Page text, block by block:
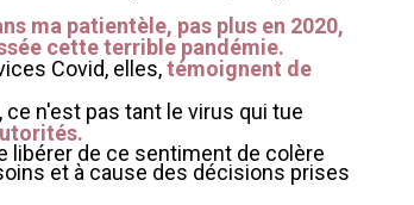
ma patientèle, pas plus en 2020,
cette terrible pandémie.
Covid, elles,témoignent de
n'est pas tant le virus qui tue
libérer de ce sentiment de colère
et à cause des décisions prises